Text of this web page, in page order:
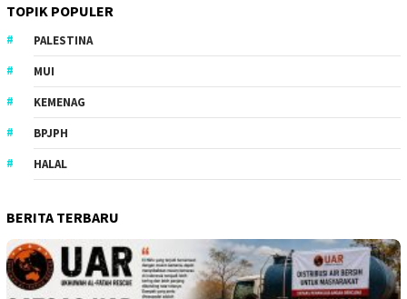
TOPIK POPULER
PALESTINA
MUI
KEMENAG
BPJPH
HALAL
BERITA TERBARU